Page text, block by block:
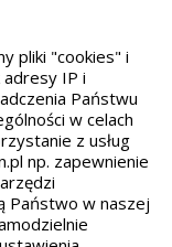
W3C
EAA/EN 301549
pliki "cookies" i
IP i
Państwu
w celach
z usług
np. zapewnienie
Państwo w naszej